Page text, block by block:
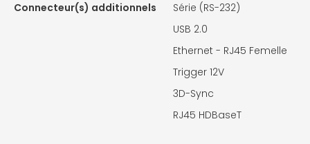
Connecteur(s) additionnels
Série (RS-232)
USB 2.0
Ethernet - RJ45 Femelle
Trigger 12V
3D-Sync
RJ45 HDBaseT